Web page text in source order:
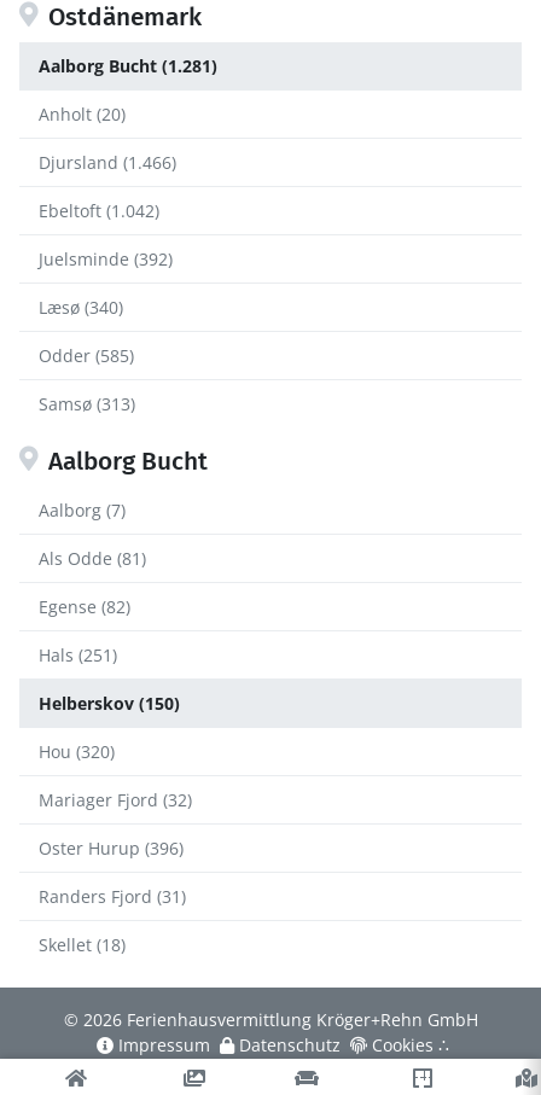
Ostdänemark
Aalborg Bucht (1.281)
Anholt (20)
Djursland (1.466)
Ebeltoft (1.042)
Juelsminde (392)
Læsø (340)
Odder (585)
Samsø (313)
Aalborg Bucht
Aalborg (7)
Als Odde (81)
Egense (82)
Hals (251)
Helberskov (150)
Hou (320)
Mariager Fjord (32)
Oster Hurup (396)
Randers Fjord (31)
Skellet (18)
© 2026 Ferienhausvermittlung Kröger+Rehn GmbH
Impressum
Datenschutz Cookies ∴